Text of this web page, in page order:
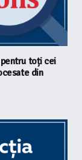
toți cei
din